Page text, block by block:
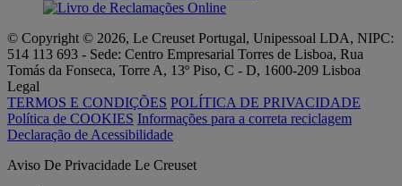
© Copyright © 2026, Le Creuset Portugal, Unipessoal LDA, NIPC:
514 113 693 - Sede: Centro Empresarial Torres de Lisboa, Rua
Tomás da Fonseca, Torre A, 13º Piso, C - D, 1600-209 Lisboa
Legal
TERMOS E CONDIÇÕES POLÍTICA DE PRIVACIDADE
Política de COOKIES Informações para a correta reciclagem
Declaração de Acessibilidade
Aviso De Privacidade Le Creuset